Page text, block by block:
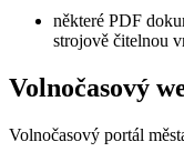
některé PDF
strojově čitelnou
Volnočasový
Volnočasový portál